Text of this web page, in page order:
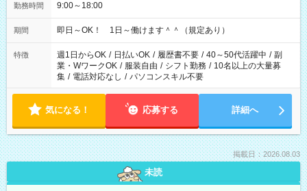
勤務時間 9:00～18:00
期間 即日～OK！ 1日～働けます＾＾（規定あり）
特徴 週1日からOK / 日払いOK / 履歴書不要 / 40～50代活躍中 / 副
業・WワークOK / 服装自由 / シフト勤務 / 10名以上の大量募
集 / 電話対応なし / パソコンスキル不要
気になる！ 応募する 詳細へ
掲載日：2026.08.03
未読